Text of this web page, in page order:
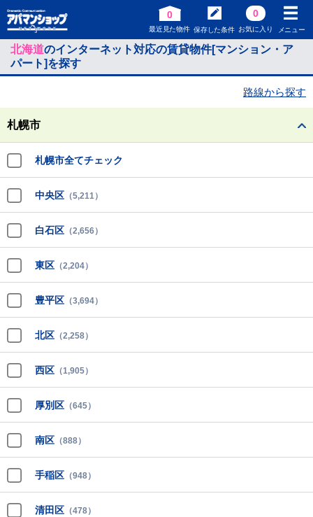
0
最近見た物件 保存した条件
0
お気に入り メニュー
北海道のインターネット対応の賃貸物件[マンション・ア
パート]を探す
路線から探す
札幌市
札幌市全てチェック
中央区 （5,211）
白石区 （2,656）
東区 （2,204）
豊平区 （3,694）
北区 （2,258）
西区 （1,905）
厚別区 （645）
南区 （888）
手稲区 （948）
清田区 （478）